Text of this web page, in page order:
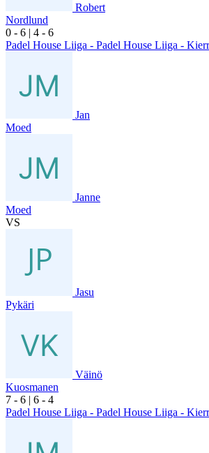
Robert
Nordlund
0 - 6 | 4 - 6
Padel House Liiga - Padel House Liiga -
Jan
Moed
Janne
Moed
VS
Jasu
Pykäri
Väinö
Kuosmanen
7 - 6 | 6 - 4
Padel House Liiga - Padel House Liiga -